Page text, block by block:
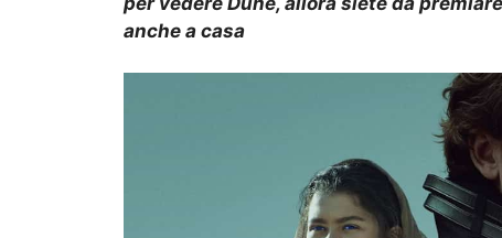
anche a casa